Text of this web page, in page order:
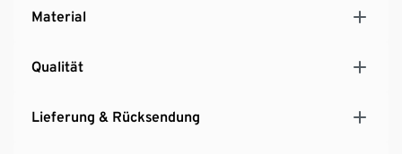
Material
Qualität
Lieferung & Rücksendung